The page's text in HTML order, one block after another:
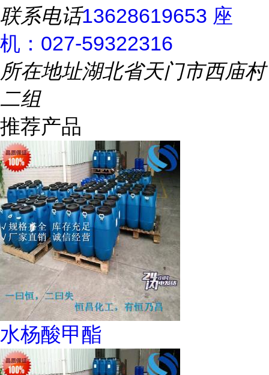
联系电话13628619653 座
机：027-59322316
所在地址湖北省天门市西庙村
二组
推荐产品
水杨酸甲酯